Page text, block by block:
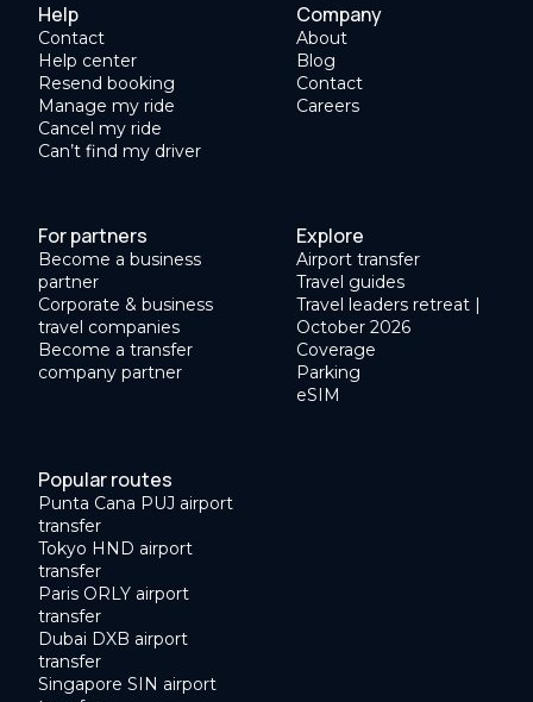
Help
Contact
Help center
Resend booking
Manage my ride
Cancel my ride
Can’t find my driver
Company
About
Blog
Contact
Careers
For partners
Become a business
partner
Corporate & business
travel companies
Become a transfer
company partner
Explore
Airport transfer
Travel guides
Travel leaders retreat |
October 2026
Coverage
Parking
eSIM
Popular routes
Punta Cana PUJ airport
transfer
Tokyo HND airport
transfer
Paris ORLY airport
transfer
Dubai DXB airport
transfer
Singapore SIN airport